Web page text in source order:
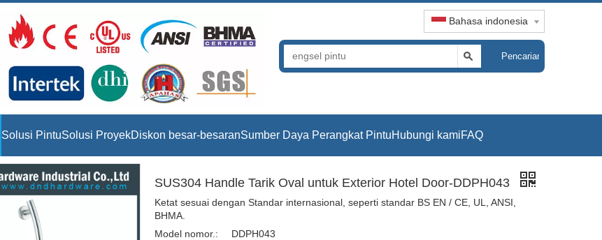
Bahasa indonesia
Pencarian
Solusi PintuSolusi ProyekDiskon besar-besaranSumber Daya Perangkat PintuHubungi kamiFAQ
SUS304 Handle Tarik Oval untuk Exterior Hotel Door-DDPH043
Ketat sesuai dengan Standar internasional, seperti standar BS EN / CE, UL, ANSI,
BHMA.
Model nomor.:
DDPH043